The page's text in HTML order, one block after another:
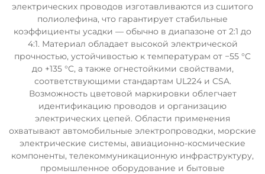
электрических проводов изготавливаются из сшитого
полиолефина, что гарантирует стабильные
коэффициенты усадки — обычно в диапазоне от 2:1 до
4:1. Материал обладает высокой электрической
прочностью, устойчивостью к температурам от −55 °C
до +135 °C, а также огнестойкими свойствами,
соответствующими стандартам UL224 и CSA.
Возможность цветовой маркировки облегчает
идентификацию проводов и организацию
электрических цепей. Области применения
охватывают автомобильные электропроводки, морские
электрические системы, авиационно-космические
компоненты, телекоммуникационную инфраструктуру,
промышленное оборудование и бытовые